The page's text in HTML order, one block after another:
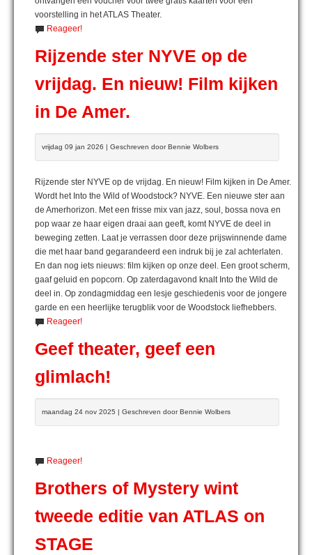
voorstelling in het ATLAS Theater.
Reageer!
Rijzende ster NYVE op de
vrijdag. En nieuw! Film kijken
in De Amer.
vrijdag 09 jan 2026 | Geschreven door Bennie Wolbers
Rijzende ster NYVE op de vrijdag. En nieuw! Film kijken in De Amer.
Wordt het Into the Wild of Woodstock? NYVE. Een nieuwe ster aan
de Amerhorizon. Met een frisse mix van jazz, soul, bossa nova en
pop waar ze haar eigen draai aan geeft, komt NYVE de deel in
beweging zetten. Laat je verrassen door deze prijswinnende dame
die met haar band gegarandeerd een indruk bij je zal achterlaten.
En dan nog iets nieuws: film kijken op onze deel. Een groot scherm,
gaaf geluid en popcorn. Op zaterdagavond knalt Into the Wild de
deel in. Op zondagmiddag een lesje geschiedenis voor de jongere
garde en een heerlijke terugblik voor de Woodstock liefhebbers.
Reageer!
Geef theater, geef een
glimlach!
maandag 24 nov 2025 | Geschreven door Bennie Wolbers
Reageer!
Brothers of Mystery wint
tweede editie van ATLAS on
STAGE